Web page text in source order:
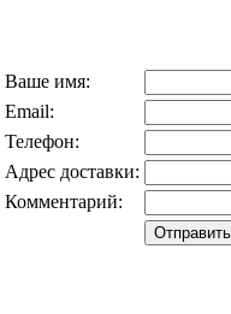
Ваше имя:
Email:
Телефон:
Адрес доставки:
Комментарий: